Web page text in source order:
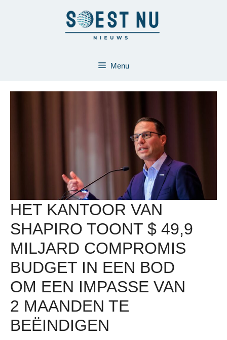
Menu
HET KANTOOR VAN
SHAPIRO TOONT $ 49,9
MILJARD COMPROMIS
BUDGET IN EEN BOD
OM EEN ​​IMPASSE VAN
2 MAANDEN TE
BEËINDIGEN